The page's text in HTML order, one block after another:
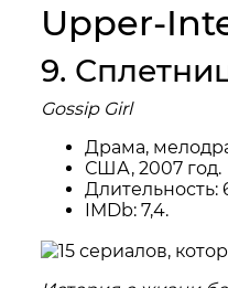
Upper-
9.
Gossip Girl
Драма,
США, 2007 год.
Длительность:
IMDb: 7,4.